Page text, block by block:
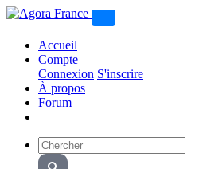
Accueil
Compte
Connexion S'inscrire
À propos
Forum